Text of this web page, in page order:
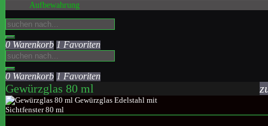
Aufbewahrung
0 Warenkorb 1 Favoriten
0 Warenkorb 1 Favoriten
Gewürzglas 80 ml